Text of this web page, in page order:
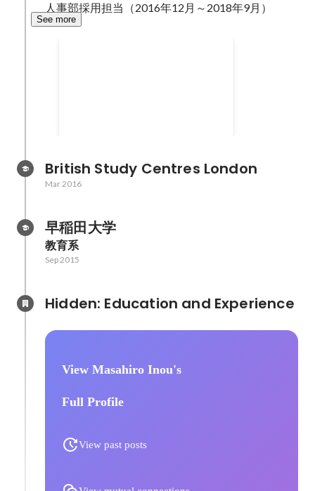
人事部採用担当（2016年12月～2018年9月）
See more
British Study Centres London
Mar 2016
早稲田大学
教育系
Sep 2015
View Masahiro Inou's
Full Profile
View past posts